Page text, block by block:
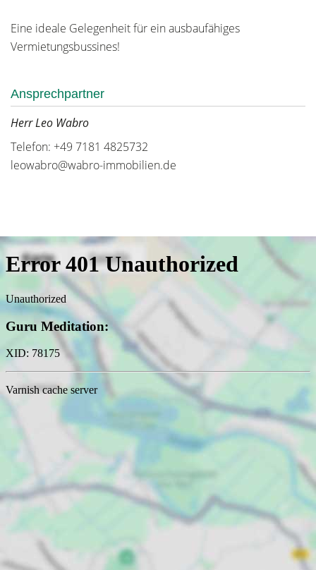
Eine ideale Gelegenheit für ein ausbaufähiges
Vermietungsbussines!
Ansprechpartner
Herr Leo Wabro
Telefon: +49 7181 4825732
leowabro@wabro-immobilien.de